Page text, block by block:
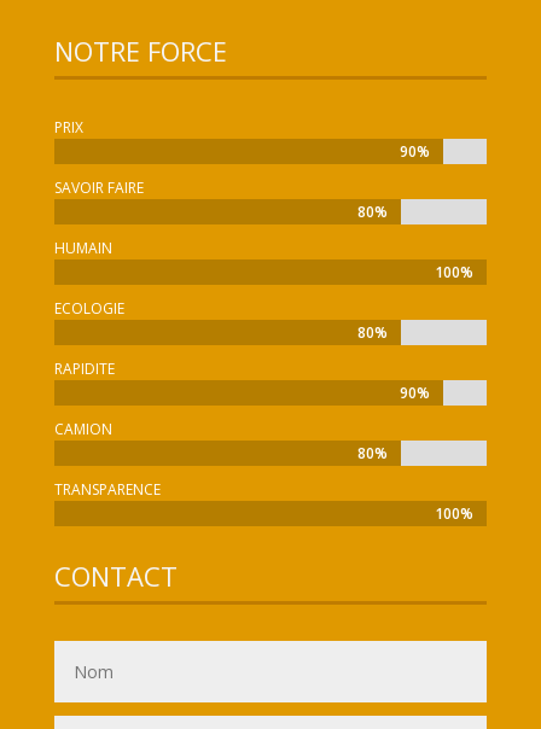
NOTRE FORCE
PRIX
90%
90%
SAVOIR FAIRE
80%
80%
HUMAIN
100%
100%
ECOLOGIE
80%
80%
RAPIDITE
90%
90%
CAMION
80%
80%
TRANSPARENCE
100%
100%
CONTACT